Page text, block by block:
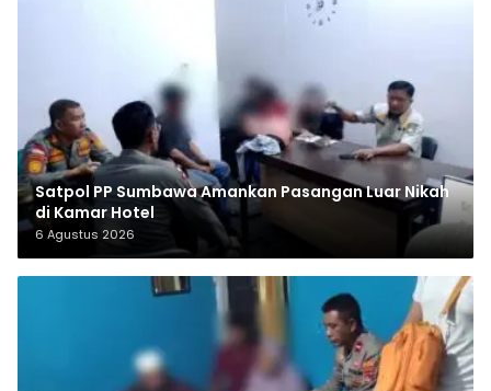
Satpol PP Sumbawa Amankan Pasangan Luar Nikah
di Kamar Hotel
6 Agustus 2026